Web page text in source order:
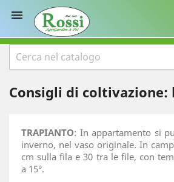

Consigli di coltivazione:
TRAPIANTO: In appartamento si
inverno, nel vaso originale. In
cm sulla fila e 30 tra le file, con
a 15°.